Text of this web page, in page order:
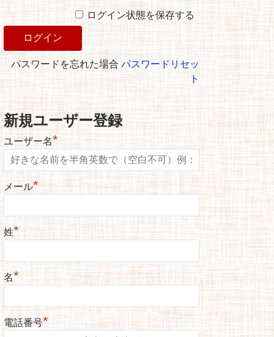
ログイン状態を保存する
パスワードを忘れた場合パスワードリセッ
ト
新規ユーザー登録
ユーザー名*
メール*
姓*
名*
電話番号*